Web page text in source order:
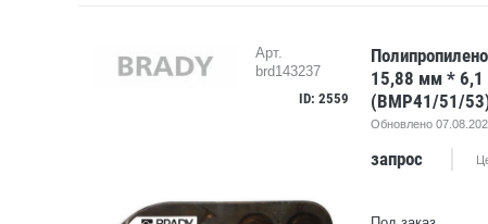
Арт.
brd143237
ID: 2559
15,88 мм * 6,1
(BMP41/51/
Обновлено
запрос